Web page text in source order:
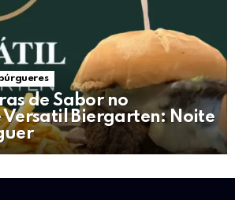
de Sabor no
Biergarten: Noite